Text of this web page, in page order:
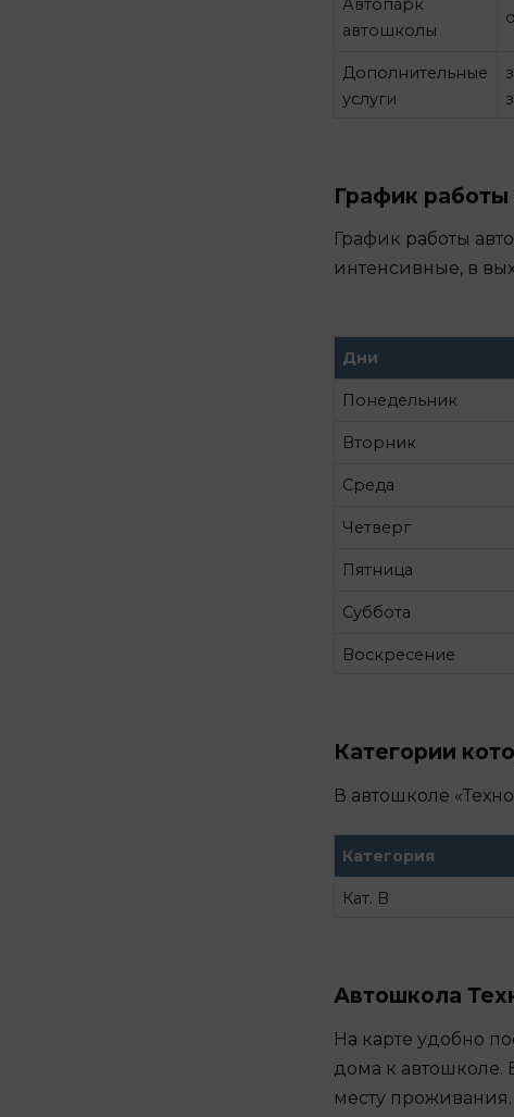
Автопарк
автошколы
Дополнительные
услуги
График
График работы
интенсивные, в
Дни
Понедельник
Вторник
Среда
Четверг
Пятница
Суббота
Воскресение
Категории
В автошколе
Категория
Кат. B
Автошкола
На карте удобно
дома к автошколе.
месту проживания.